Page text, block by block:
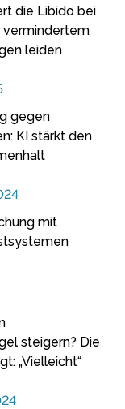
die Libido bei
vermindertem
leiden
gegen
KI stärkt den
mit
steigern? Die
„Vielleicht“